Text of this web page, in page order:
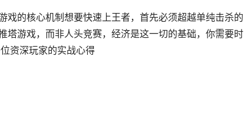
的核心机制想要快速上王者，首先必须超越单纯击杀的
塔游戏，而非人头竞赛，经济是这一切的基础，你需要时
资深玩家的实战心得